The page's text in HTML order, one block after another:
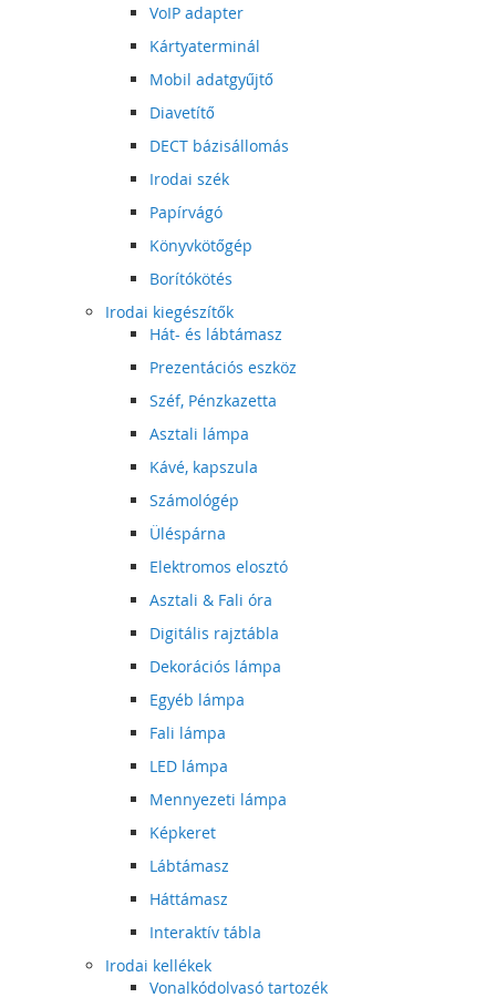
VoIP adapter
Kártyaterminál
Mobil adatgyűjtő
Diavetítő
DECT bázisállomás
Irodai szék
Papírvágó
Könyvkötőgép
Borítókötés
Irodai kiegészítők
Hát- és lábtámasz
Prezentációs eszköz
Széf, Pénzkazetta
Asztali lámpa
Kávé, kapszula
Számológép
Üléspárna
Elektromos elosztó
Asztali & Fali óra
Digitális rajztábla
Dekorációs lámpa
Egyéb lámpa
Fali lámpa
LED lámpa
Mennyezeti lámpa
Képkeret
Lábtámasz
Háttámasz
Interaktív tábla
Irodai kellékek
Vonalkódolvasó tartozék